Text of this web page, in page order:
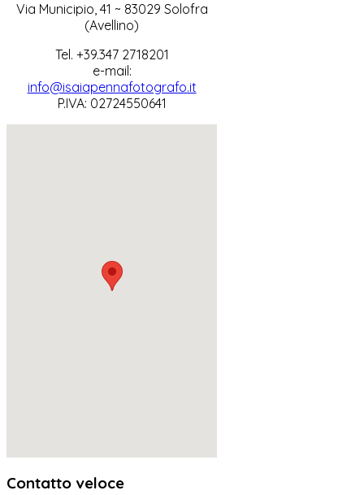
Via Municipio, 41 ~ 83029 Solofra
(Avellino)
Tel. +39.347 2718201
e-mail:
info@isaiapennafotografo.it
P.IVA: 02724550641
Contatto veloce